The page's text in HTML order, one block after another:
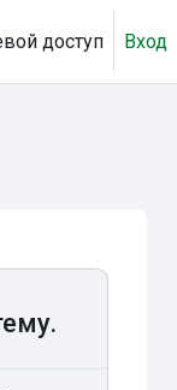
доступ Вход